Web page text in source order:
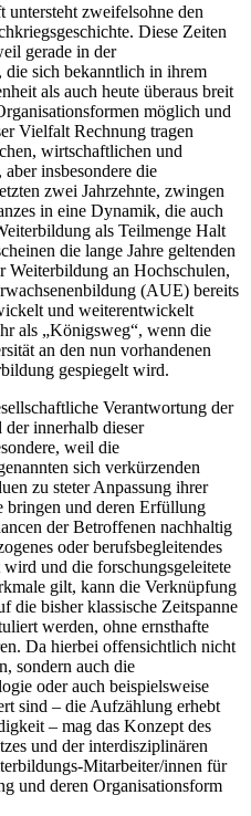
untersteht zweifelsohne den
Diese Zeiten
gerade in der
sich bekanntlich in ihrem
als auch heute überaus breit
möglich und
Vielfalt Rechnung tragen
wirtschaftlichen und
insbesondere die
zwei Jahrzehnte, zwingen
in eine Dynamik, die auch
als Teilmenge Halt
die lange Jahre geltenden
Weiterbildung an Hochschulen,
(AUE) bereits
und weiterentwickelt
als „Königsweg“, wenn die
an den nun vorhandenen
gespiegelt wird.
Verantwortung der
innerhalb dieser
weil die
sich verkürzenden
zu steter Anpassung ihrer
bringen und deren Erfüllung
der Betroffenen nachhaltig
oder berufsbegleitendes
wird und die forschungsgeleitete
gilt, kann die Verknüpfung
die bisher klassische Zeitspanne
werden, ohne ernsthafte
Da hierbei offensichtlich nicht
sondern auch die
oder auch beispielsweise
sind – die Aufzählung erhebt
– mag das Konzept des
und der interdisziplinären
Mitarbeiter/innen für
und deren Organisationsform